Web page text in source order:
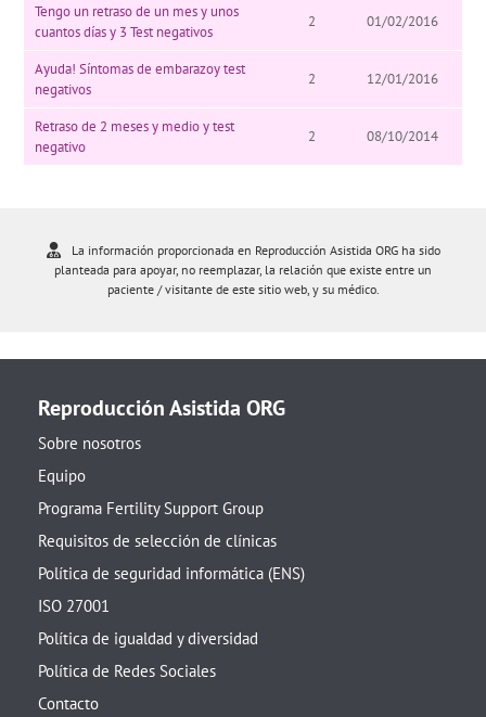
Tengo un retraso de un mes y unos
cuantos días y 3 Test negativos
2 01/02/2016
Ayuda! Síntomas de embarazoy test
negativos
2 12/01/2016
Retraso de 2 meses y medio y test
negativo
2 08/10/2014
La información proporcionada en Reproducción Asistida ORG ha sido
planteada para apoyar, no reemplazar, la relación que existe entre un
paciente / visitante de este sitio web, y su médico.
Reproducción Asistida ORG
Sobre nosotros
Equipo
Programa Fertility Support Group
Requisitos de selección de clínicas
Política de seguridad informática (ENS)
ISO 27001
Política de igualdad y diversidad
Política de Redes Sociales
Contacto